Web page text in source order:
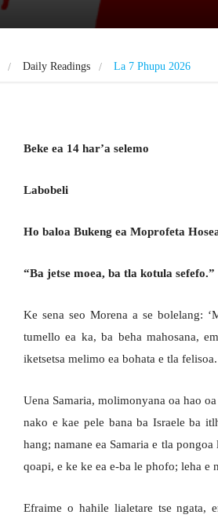
Daily Readings La 7 Phupu 2026
Beke ea 14 har’a selemo
Labobeli
Ho baloa Bukeng ea Moprofeta
“Ba jetse moea, ba tla kotula sefefo.”
Ke sena seo Morena a se bolelang:
tumello ea ka, ba beha mahosana,
iketsetsa melimo ea bohata e tla felisoa.
Uena Samaria, molimonyana oa hao
nako e kae pele bana ba Israele ba
hang; namane ea Samaria e tla
qoapi, e ke ke ea e-ba le phofo; leha e
Efraime o hahile lialetare tse ngata,